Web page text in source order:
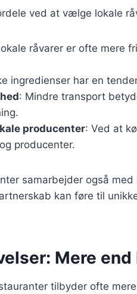
ved at vælge lokale
råvarer er ofte mere
ingredienser har en
: Mindre transport
producenter: Ved at
producenter.
samarbejder også
kan føre til
Mere
tilbyder ofte